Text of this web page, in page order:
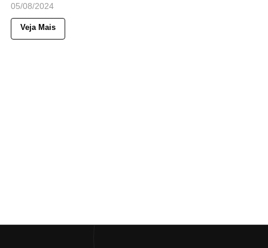
05/08/2024
Veja Mais